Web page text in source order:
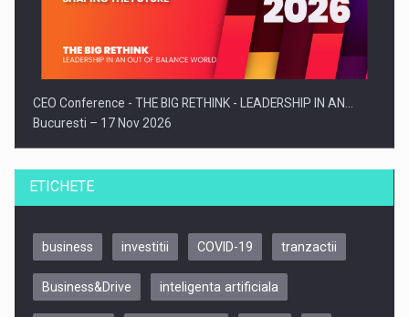
CEO Conference - THE BIG RETHINK - LEADERSHIP IN AN…
Bucuresti – 17 Nov 2026
ETICHETE
business investitii COVID-19 tranzactii
Business&Drive inteligenta artificiala